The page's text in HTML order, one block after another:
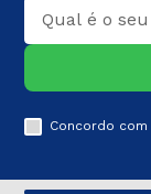
Concordo